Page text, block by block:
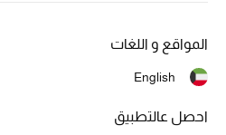
المواقع و اللغات
English
احصل عالتطبيق